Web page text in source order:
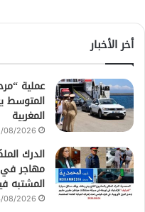
أخر الأخبار
المتوسط
المغربية
08/2026
الدرك
مهاجر
المشتبه
08/2026